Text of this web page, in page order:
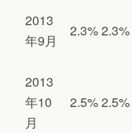
2013
年9月
2.3%2.3%
2013
年10
月
2.5%2.5%